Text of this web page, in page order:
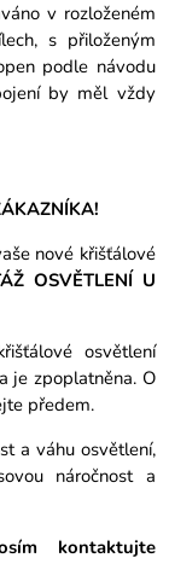
v rozloženém
s přiloženým
podle návodu
by měl vždy
nové křišťálové
OSVĚTLENÍ U
osvětlení
je zpoplatněna. O
předem.
a váhu osvětlení,
náročnost a
kontaktujte